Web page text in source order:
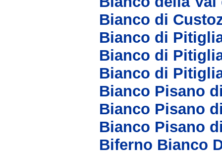
Bianco di
Bianco di
Bianco di
Bianco di
Bianco Pisano
Bianco Pisano
Bianco Pisano
Biferno Bianco